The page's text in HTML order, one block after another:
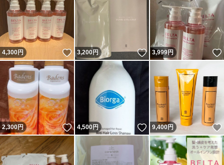
4,300円 いいね！
3,200円 いいね！
3,999円
2,300円 いいね！
4,500円 いいね！
9,400円